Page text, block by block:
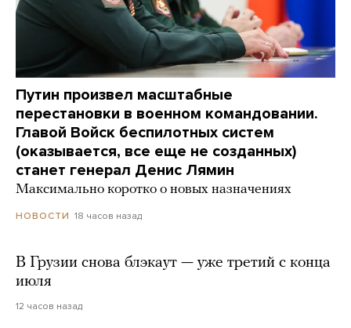
Путин произвел масштабные
перестановки в военном командовании.
Главой Войск беспилотных систем
(оказывается, все еще не созданных)
станет генерал Денис Лямин
Максимально коротко о новых назначениях
НОВОСТИ 18 часов назад
В Грузии снова блэкаут — уже третий с конца
июля
12 часов назад